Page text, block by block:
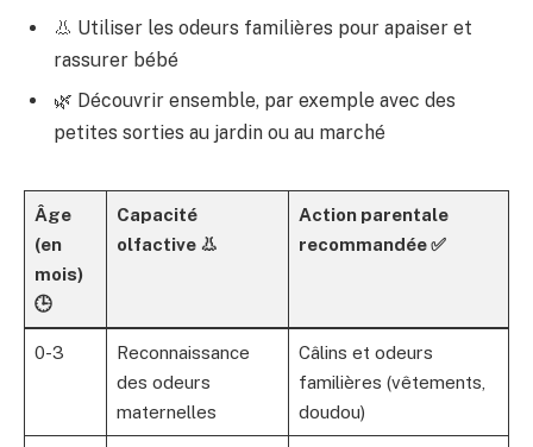
👃 Utiliser les odeurs familières pour apaiser et
rassurer bébé
🌿 Découvrir ensemble, par exemple avec des
petites sorties au jardin ou au marché
Âge
(en
mois)
🕒
Capacité
olfactive 👃
Action parentale
recommandée ✅
0-3
Reconnaissance
des odeurs
maternelles
Câlins et odeurs
familières (vêtements,
doudou)